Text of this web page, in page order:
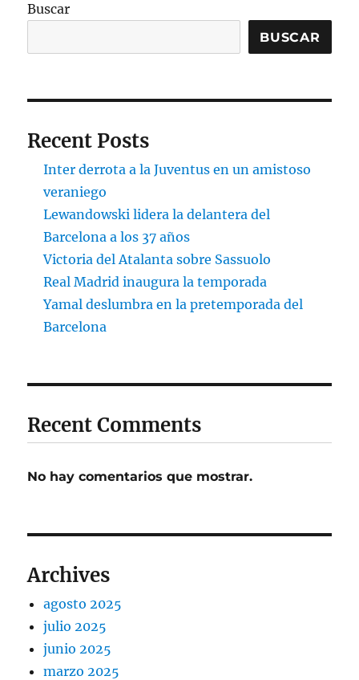
Buscar
BUSCAR
Recent Posts
Inter derrota a la Juventus en un amistoso
veraniego
Lewandowski lidera la delantera del
Barcelona a los 37 años
Victoria del Atalanta sobre Sassuolo
Real Madrid inaugura la temporada
Yamal deslumbra en la pretemporada del
Barcelona
Recent Comments
No hay comentarios que mostrar.
Archives
agosto 2025
julio 2025
junio 2025
marzo 2025